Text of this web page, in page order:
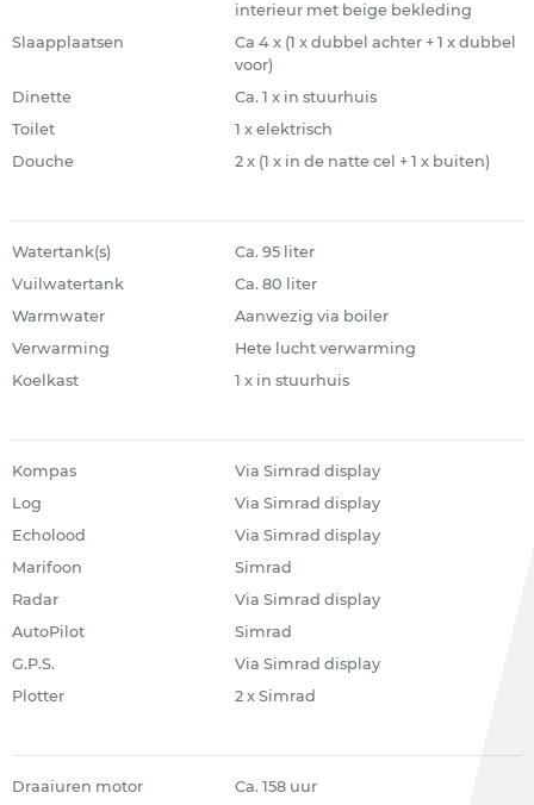
interieur met beige bekleding
Slaapplaatsen
Ca 4 x (1 x dubbel achter + 1 x dubbel
voor)
Dinette
Ca. 1 x in stuurhuis
Toilet
1 x elektrisch
Douche
2 x (1 x in de natte cel + 1 x buiten)
Watertank(s)
Ca. 95 liter
Vuilwatertank
Ca. 80 liter
Warmwater
Aanwezig via boiler
Verwarming
Hete lucht verwarming
Koelkast
1 x in stuurhuis
Kompas
Via Simrad display
Log
Via Simrad display
Echolood
Via Simrad display
Marifoon
Simrad
Radar
Via Simrad display
AutoPilot
Simrad
G.P.S.
Via Simrad display
Plotter
2 x Simrad
Draaiuren motor Ca. 158 uur